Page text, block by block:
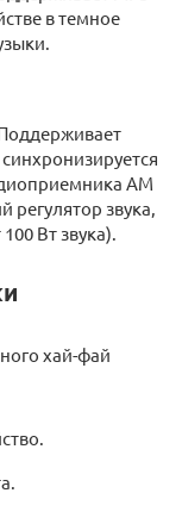
в темное
AM
регулятор звука,
Вт звука).
хай-фай